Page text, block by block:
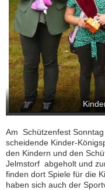
Am Schützenfest
scheidende Kinder-
den Kindern und den
Jelmstorf abgeholt und
finden dort Spiele für die
haben sich auch der